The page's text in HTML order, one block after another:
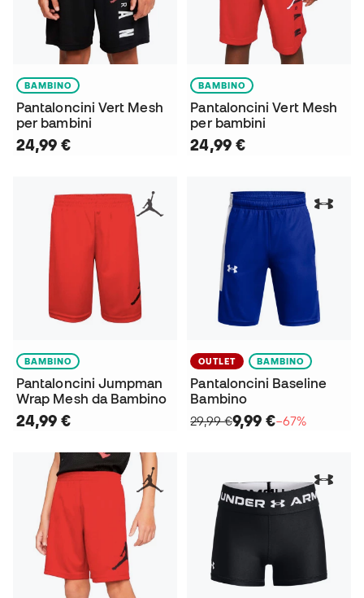
BAMBINO
Pantaloncini Vert Mesh
per bambini
24,99 €
BAMBINO
Pantaloncini Vert Mesh
per bambini
24,99 €
BAMBINO
Pantaloncini Jumpman
Wrap Mesh da Bambino
24,99 €
OUTLET BAMBINO
Pantaloncini Baseline
Bambino
29,99 €9,99 €−67%